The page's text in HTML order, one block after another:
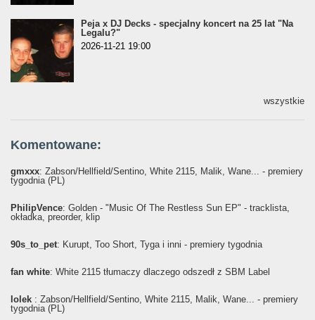
Peja x DJ Decks - specjalny koncert na 25 lat "Na
Legalu?"
2026-11-21 19:00
wszystkie
Komentowane:
gmxxx: Żabson/Hellfield/Sentino, White 2115, Malik, Wane... - premiery
tygodnia (PL)
PhilipVence: Golden - "Music Of The Restless Sun EP" - tracklista,
okładka, preorder, klip
90s_to_pet: Kurupt, Too Short, Tyga i inni - premiery tygodnia
fan white: White 2115 tłumaczy dlaczego odszedł z SBM Label
lolek : Żabson/Hellfield/Sentino, White 2115, Malik, Wane... - premiery
tygodnia (PL)